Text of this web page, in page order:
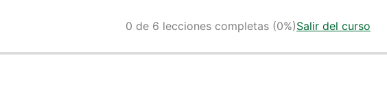
0 de 6 lecciones completas (0%)Salir del curso